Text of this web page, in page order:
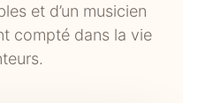
et d’un musicien
compté dans la vie